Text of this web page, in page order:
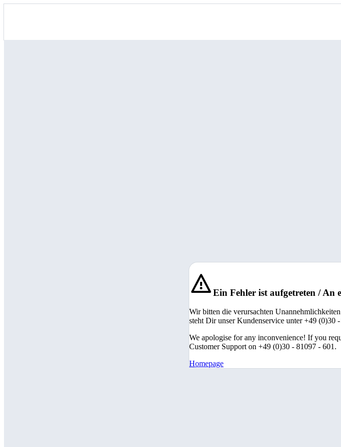
Ein Fehler ist aufgetreten / An
Wir bitten die verursachten
steht Dir unser Kundenservice unter +49 (0)30
We apologise for any inconvenience! If you
Customer Support on +49 (0)30 - 81097 - 601.
Homepage